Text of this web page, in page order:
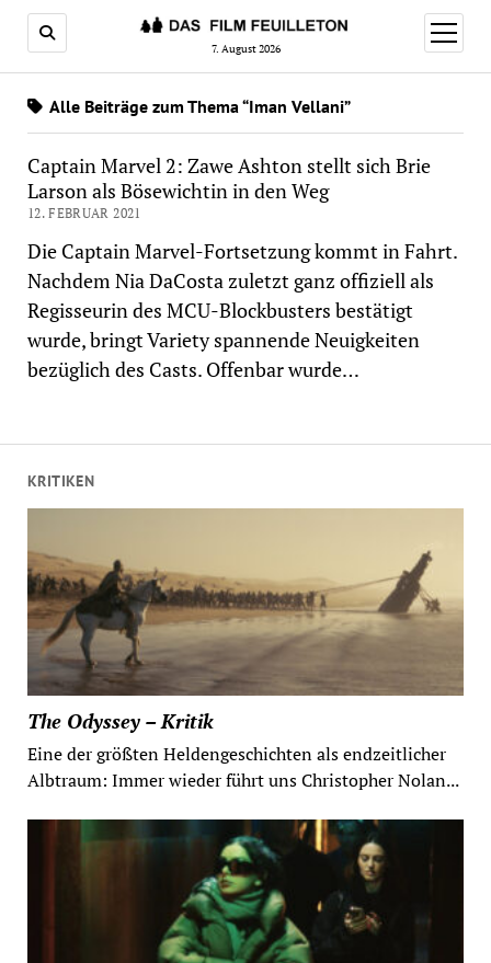
7. August 2026
Menü
öffnen
KRITIKEN
The Odyssey – Kritik
Eine der größten Heldengeschichten als endzeitlicher
Albtraum: Immer wieder führt uns Christopher Nolan...
Alle Beiträge zum Thema “Iman Vellani”
Captain Marvel 2: Zawe Ashton stellt sich Brie
Larson als Bösewichtin in den Weg
12. FEBRUAR 2021
Die Captain Marvel-Fortsetzung kommt in Fahrt.
Nachdem Nia DaCosta zuletzt ganz offiziell als
Regisseurin des MCU-Blockbusters bestätigt
wurde, bringt Variety spannende Neuigkeiten
bezüglich des Casts. Offenbar wurde…